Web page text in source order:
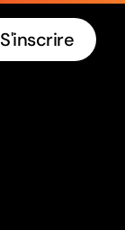
S'inscrire